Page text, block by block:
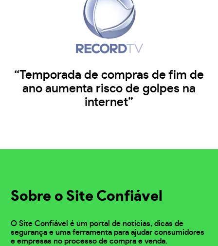
“Temporada de compras de fim de
ano aumenta risco de golpes na
internet”
Sobre o Site Confiável
O Site Confiável é um portal de notícias, dicas de
segurança e uma ferramenta para ajudar consumidores
e empresas no processo de compra e venda.